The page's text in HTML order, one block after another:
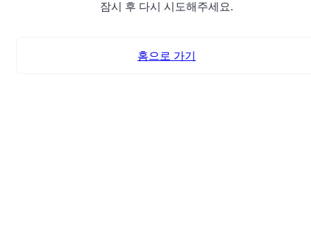
잠시 후 다시 시도해주세요.
홈으로 가기